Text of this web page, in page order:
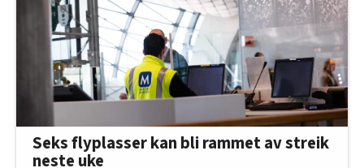
Seks flyplasser kan bli rammet av streik
neste uke